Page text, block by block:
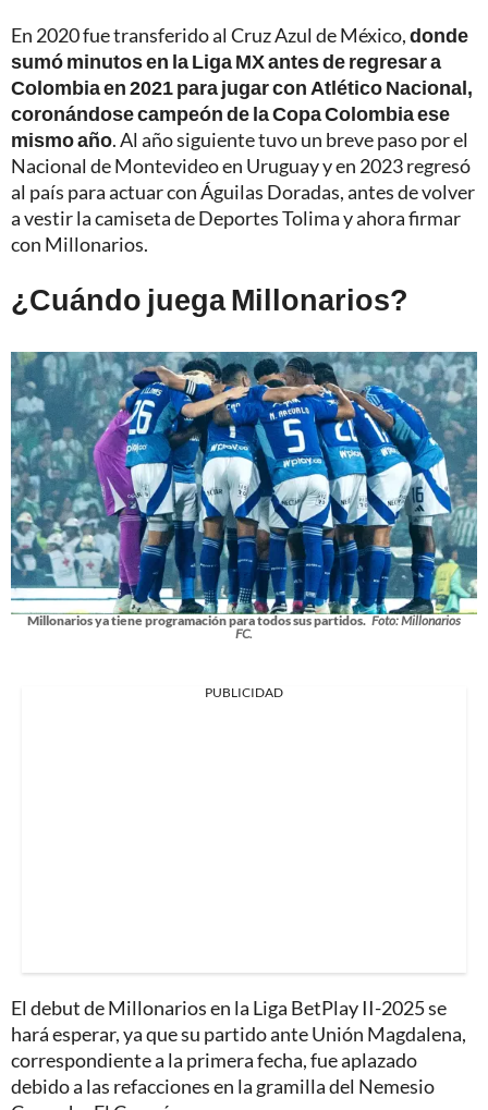
En 2020 fue transferido al Cruz Azul de México,donde
sumó minutos en la Liga MX antes de regresar a
Colombia en 2021 para jugar con Atlético Nacional,
coronándose campeón de la Copa Colombia ese
mismo año. Al año siguiente tuvo un breve paso por el
Nacional de Montevideo en Uruguay y en 2023 regresó
al país para actuar con Águilas Doradas, antes de volver
a vestir la camiseta de Deportes Tolima y ahora firmar
con Millonarios.
¿Cuándo juega Millonarios?
Millonarios ya tiene programación para todos sus partidos. Foto: Millonarios
FC.
PUBLICIDAD
El debut de Millonarios en la Liga BetPlay II-2025 se
hará esperar, ya que su partido ante Unión Magdalena,
correspondiente a la primera fecha, fue aplazado
debido a las refacciones en la gramilla del Nemesio